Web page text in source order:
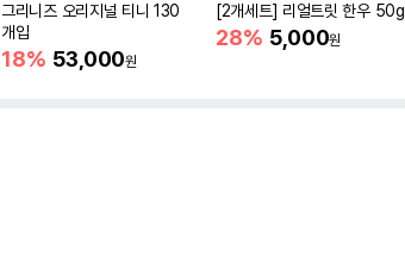
그리니즈 오리지널 티니 130
개입
18% 53,000원
[2개세트] 리얼트릿 한우 50g
28% 5,000원